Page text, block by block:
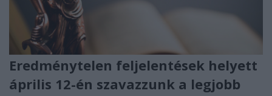
Eredménytelen feljelentések helyett
április 12-én szavazzunk a legjobb